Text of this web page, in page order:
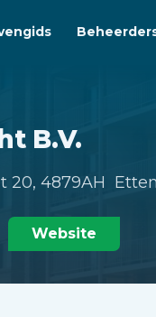
B.V.
20, 4879AH
Website